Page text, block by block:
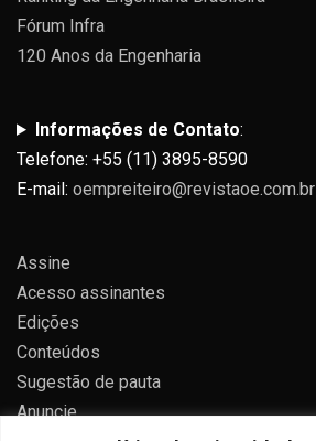
Fórum Infra
120 Anos da Engenharia
Informações de Contato:
Telefone: +55 (11) 3895-8590
E-mail: oempreiteiro@revistaoe.com.br
Assine
Acesso assinantes
Edições
Conteúdos
Sugestão de pauta
Anuncie